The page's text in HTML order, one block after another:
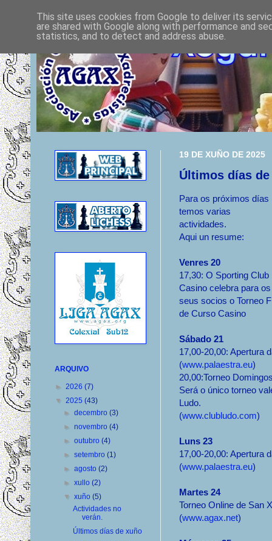
19 DE XUÑO DE 2025
Últimos días
Para os próximos días
temos varias
actividades.
Aqui un resume:
Venres 20
17,30: O Sporting Club
Casino celebra para os
seus socios o Torneo
de Curso Casino
Sábado 21
17,00-20,00: Apertura
(www.palaestra.eu)
20,00:Torneo
Será o único torneo
Ludo.
(www.clubludo.com)
Luns 23
17,00-20,00: Apertura
(www.palaestra.eu)
Martes 24
Torneo Online de San
(www.agax.net)
ARQUIVO
► 2026 (7)
▼ 2025 (43)
►decembro(3)
►novembro(4)
►outubro(4)
►setembro(1)
►agosto(2)
►xullo(2)
▼xuño(5)
Actividades no
verán.
Últimos días de xuño
This site uses cookies from Google to deliver its
are shared with Google along with performance and
statistics, and to detect and address abuse.